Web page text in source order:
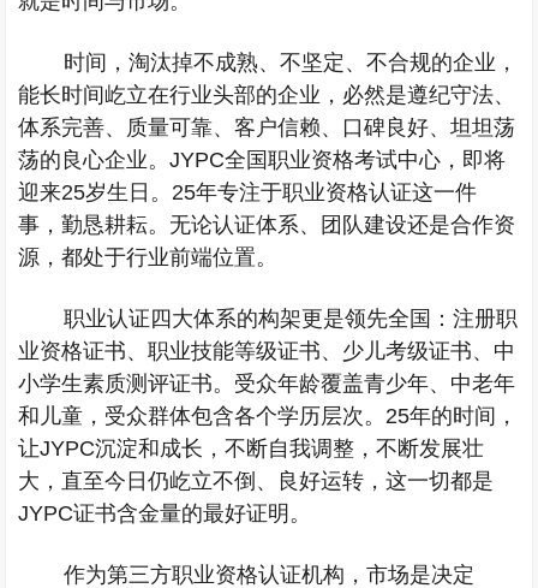
时间，淘汰掉不成熟、不坚定、不合规的企业，
能长时间屹立在行业头部的企业，必然是遵纪守法、
体系完善、质量可靠、客户信赖、口碑良好、坦坦荡
荡的良心企业。JYPC全国职业资格考试中心，即将
迎来25岁生日。 25年专注于职业资格认证这一件
事，勤恳耕耘。无论认证体系、团队建设还是合作资
源，都处于行业前端位置。
职业认证四大体系的构架更是领先全国：注册职
业资格证书、职业技能等级证书、少儿考级证书、中
小学生素质测评证书。受众年龄覆盖青少年、中老年
和儿童，受众群体包含各个学历层次。 25年的时间，
让JYPC沉淀和成长，不断自我调整，不断发展壮
大，直至今日仍屹立不倒、良好运转，这一切都是
JYPC证书含金量的最好证明。
作为第三方职业资格认证机构，市场是决定